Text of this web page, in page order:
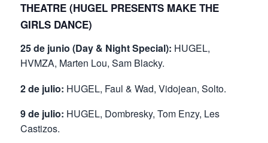
THEATRE (HUGEL PRESENTS MAKE THE
GIRLS DANCE)
25 de junio (Day & Night Special): HUGEL,
HVMZA, Marten Lou, Sam Blacky.
2 de julio: HUGEL, Faul & Wad, Vidojean, Solto.
9 de julio: HUGEL, Dombresky, Tom Enzy, Les
Castizos.